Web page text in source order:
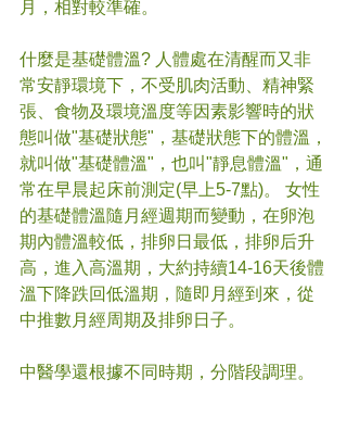
月，相對較準確。
什麼是基礎體溫? 人體處在清醒而又非
常安靜環境下，不受肌肉活動、精神緊
張、食物及環境溫度等因素影響時的狀
態叫做"基礎狀態"，基礎狀態下的體溫，
就叫做"基礎體溫"，也叫"靜息體溫"，通
常在早晨起床前測定(早上5-7點)。 女性
的基礎體溫隨月經週期而變動，在卵泡
期內體溫較低，排卵日最低，排卵后升
高，進入高溫期，大約持續14-16天後體
溫下降跌回低溫期，隨即月經到來，從
中推數月經周期及排卵日子。
中醫學還根據不同時期，分階段調理。